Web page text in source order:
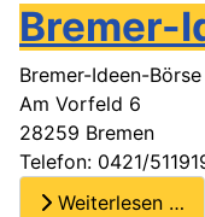
Bremer-
Bremer-Ideen-Börse
Am Vorfeld 6
28259 Bremen
Telefon: 0421/
Weiterlesen …